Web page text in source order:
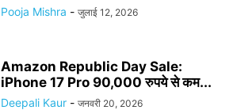
Pooja Mishra - जुलाई 12, 2026
Amazon Republic Day Sale:
iPhone 17 Pro 90,000 रुपये से कम...
Deepali Kaur - जनवरी 20, 2026